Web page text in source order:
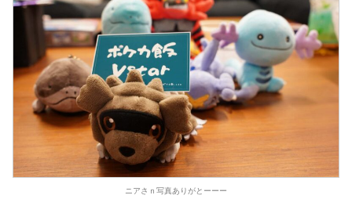
ニアさｎ写真ありがとーーー